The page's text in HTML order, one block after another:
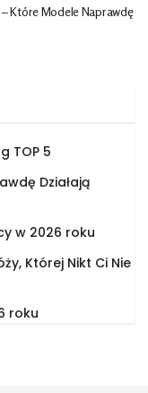
Które Modele Naprawdę
TOP 5
Działają
w 2026 roku
Której Nikt Ci Nie
roku